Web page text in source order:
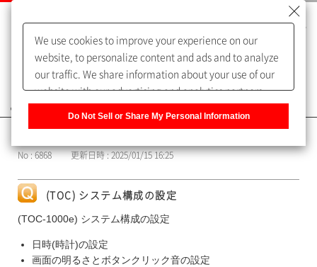
よくあるご質問（FAQ）
No : 6868 更新日時 : 2025/01/15 16:25
(TOC) システム構成の設定
(TOC-1000e) システム構成の設定
日時(時計)の設定
画面の明るさとボタンクリック音の設定
We use cookies to improve your experience on our
website, to personalize content and ads and to analyze
our traffic. We share information about your use of our
website with our advertising and analytics partners,
of our sharing information about you with our partners.
Information] to customize your cookie settings on our
Do Not Sell or Share My Personal Information